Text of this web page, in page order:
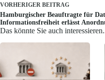
VORHERIGER BEITRAG
Hamburgischer Beauftragte für
Informationsfreiheit erlässt
Das könnte Sie auch